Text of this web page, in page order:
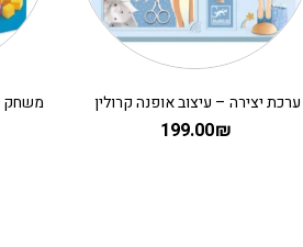
ערכת יצירה – עיצוב אופנה קרולין
199.00₪